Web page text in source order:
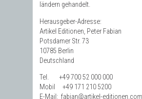
ländern gehandelt.
Herausgeber-Adresse:
Artikel Editionen, Peter Fabian
Potsdamer Str. 73
10785 Berlin
Deutschland
Tel. +49 700 52 000 000
Mobil +49 171 210 5200
E-Mail: fabian@artikel-editionen.com